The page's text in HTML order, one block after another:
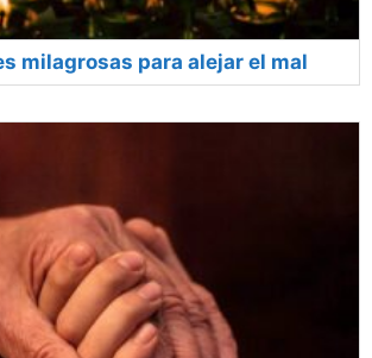
milagrosas para alejar el mal